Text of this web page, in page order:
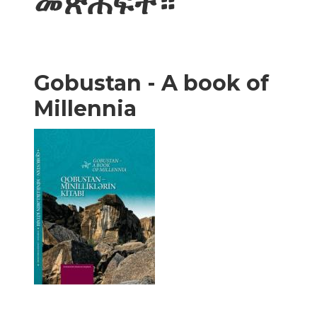
Gobustan - A book of
Millennia